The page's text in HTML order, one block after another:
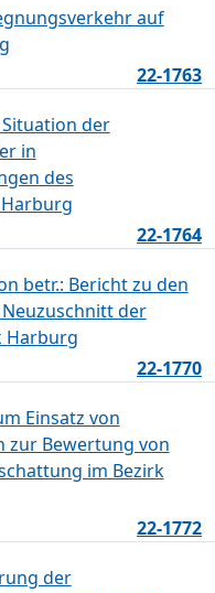
auf
22-1763
Situation der
in
des
22-1764
betr.: Bericht zu den
der
Harburg
22-1770
Einsatz von
zur Bewertung von
im Bezirk
22-1772
der